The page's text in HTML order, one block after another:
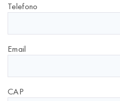
Telefono
Email
CAP